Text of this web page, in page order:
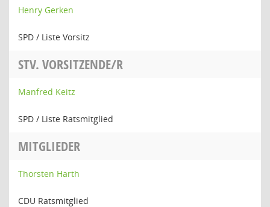
Henry Gerken
SPD / Liste Vorsitz
STV. VORSITZENDE/R
Manfred Keitz
SPD / Liste Ratsmitglied
MITGLIEDER
Thorsten Harth
CDU Ratsmitglied